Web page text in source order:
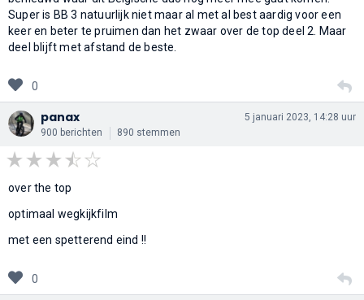
Super is BB 3 natuurlijk niet maar al met al best aardig voor een
keer en beter te pruimen dan het zwaar over de top deel 2. Maar
deel blijft met afstand de beste.
0
panax
900 berichten 890 stemmen
5 januari 2023, 14:28 uur
over the top
optimaal wegkijkfilm
met een spetterend eind !!
0